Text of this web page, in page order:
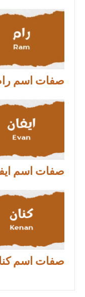
صفات اسم
صفات اسم
صفات اسم